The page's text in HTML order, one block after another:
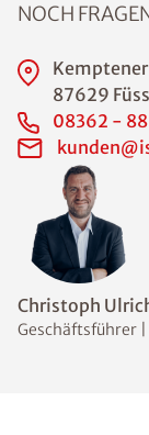
Christoph
Geschäftsführer
NOCH
87629
08362 -